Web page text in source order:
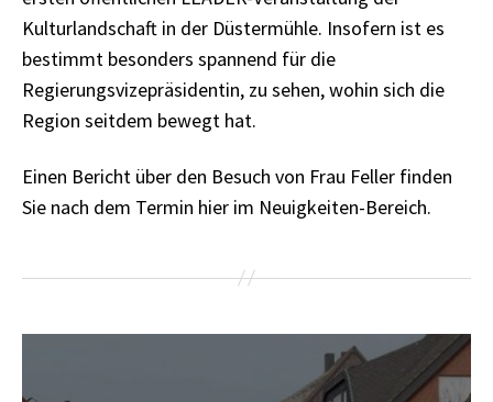
Kulturlandschaft in der Düstermühle. Insofern ist es
bestimmt besonders spannend für die
Regierungsvizepräsidentin, zu sehen, wohin sich die
Region seitdem bewegt hat.
Einen Bericht über den Besuch von Frau Feller finden
Sie nach dem Termin hier im Neuigkeiten-Bereich.